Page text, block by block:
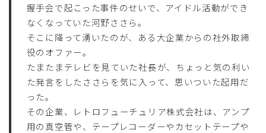
握手会で起こった事件のせいで、アイドル活動ができ
なくなっていた河野ささら。
そこに降って湧いたのが、ある大企業からの社外取締
役のオファー。
たまたまテレビを見ていた社長が、ちょっと気の利い
た発言をしたささらを気に入って、思いついた起用だ
った。
その企業、レトロフューチュリア株式会社は、アンプ
用の真空管や、テープレコーダーやカセットテープや